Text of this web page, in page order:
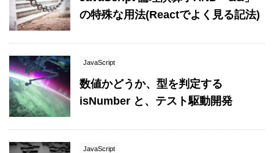
の特殊な用法(Reactでよく見る記法)
JavaScript
数値かどうか、型を判定する
isNumber と、テスト駆動開発
JavaScript